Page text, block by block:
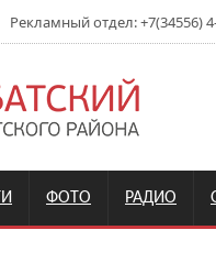
Рекламный отдел: +7(34556)
ФОТО РАДИО